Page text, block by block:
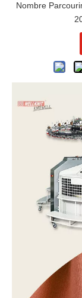
Nombre